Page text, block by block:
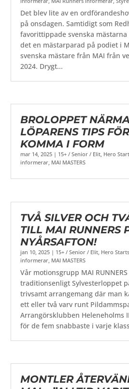
Det blev lite av en
på onsdagen. Samtidigt som
favorittippade svenska
det en mästarparad på podiet i
svenska mästare från MAI från
2024. Drygt...
BROLOPPET
LÖPARENS TIPS
KOMMA I FORM
mar 14, 2025 | 15+ / Senior / Elit, Hero
informerar, MAI MASTERS
TVÅ SILVER OCH
TILL MAI RUNNERS
NYÅRSAFTON!
jan 10, 2025 | 15+ / Senior / Elit Hero
informerar MAI MASTERS
Vår motionsgrupp MAI
traditionsenligt Sylvesterloppet
trivsamt arrangemang där man
ett eller två varv runt
Arrangörsklubben Heleneholms
för de fem snabbaste i varje
MONTLER